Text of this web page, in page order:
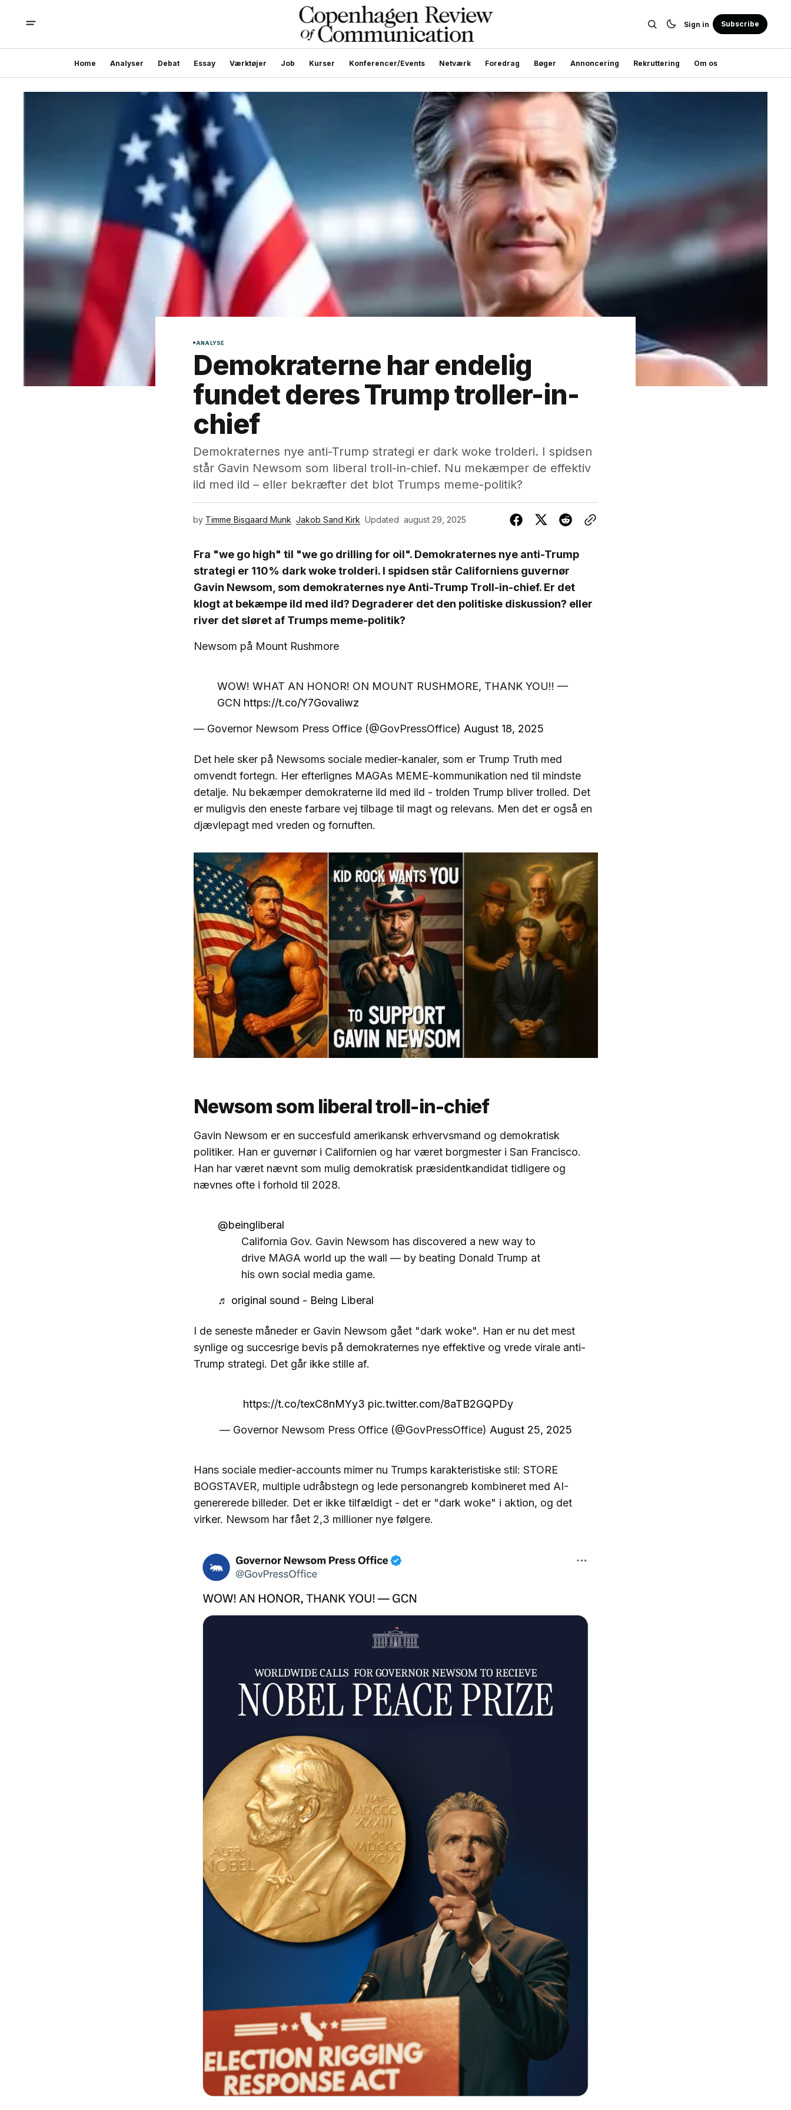
Sign in Subscribe
Home Analyser Debat Essay Værktøjer Job Kurser Konferencer/Events Netværk Foredrag Bøger Annoncering Rekruttering Om os
ANALYSE
Demokraterne har endelig
fundet deres Trump troller-in-
chief
Demokraternes nye anti-Trump strategi er dark woke trolderi. I spidsen
står Gavin Newsom som liberal troll-in-chief. Nu mekæmper de effektiv
ild med ild – eller bekræfter det blot Trumps meme-politik?
by Timme Bisgaard Munk Jakob Sand Kirk Updated august 29, 2025
Fra "we go high" til "we go drilling for oil". Demokraternes nye anti-Trump
strategi er 110% dark woke trolderi. I spidsen står Californiens guvernør
Gavin Newsom, som demokraternes nye Anti-Trump Troll-in-chief. Er det
klogt at bekæmpe ild med ild? Degraderer det den politiske diskussion? eller
river det sløret af Trumps meme-politik?
Newsom på Mount Rushmore
WOW! WHAT AN HONOR! ON MOUNT RUSHMORE, THANK YOU!! —
GCN https://t.co/Y7Govaliwz
— Governor Newsom Press Office (@GovPressOffice) August 18, 2025
Det hele sker på Newsoms sociale medier-kanaler, som er Trump Truth med
omvendt fortegn. Her efterlignes MAGAs MEME-kommunikation ned til mindste
detalje. Nu bekæmper demokraterne ild med ild - trolden Trump bliver trolled. Det
er muligvis den eneste farbare vej tilbage til magt og relevans. Men det er også en
djævlepagt med vreden og fornuften.
Newsom som liberal troll-in-chief
Gavin Newsom er en succesfuld amerikansk erhvervsmand og demokratisk
politiker. Han er guvernør i Californien og har været borgmester i San Francisco.
Han har været nævnt som mulig demokratisk præsidentkandidat tidligere og
nævnes ofte i forhold til 2028.
@beingliberal
California Gov. Gavin Newsom has discovered a new way to
drive MAGA world up the wall — by beating Donald Trump at
his own social media game.
♬ original sound - Being Liberal
I de seneste måneder er Gavin Newsom gået "dark woke". Han er nu det mest
synlige og succesrige bevis på demokraternes nye effektive og vrede virale anti-
Trump strategi. Det går ikke stille af.
https://t.co/texC8nMYy3 pic.twitter.com/8aTB2GQPDy
— Governor Newsom Press Office (@GovPressOffice) August 25, 2025
Hans sociale medier-accounts mimer nu Trumps karakteristiske stil: STORE
BOGSTAVER, multiple udråbstegn og lede personangreb kombineret med AI-
genererede billeder. Det er ikke tilfældigt - det er "dark woke" i aktion, og det
virker. Newsom har fået 2,3 millioner nye følgere.